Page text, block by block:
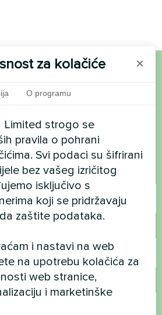
ili imate
i mi ćemo vam pomoći
za kolačiće ×
O programu
Limited strogo se
pravila o pohrani
Svi podaci su šifrirani
bez vašeg izričitog
isključivo s
koji se pridržavaju
zaštite podataka.
i nastavi na web
na upotrebu kolačića za
web stranice,
i marketinške